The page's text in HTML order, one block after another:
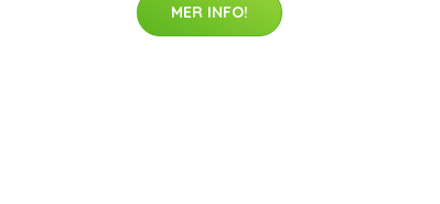
MER INFO!